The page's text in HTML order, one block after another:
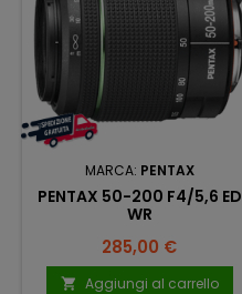
MARCA: PENTAX
PENTAX 50-200 F4/5,6 ED
WR
Prezzo
285,00 €
 Aggiungi al carrello